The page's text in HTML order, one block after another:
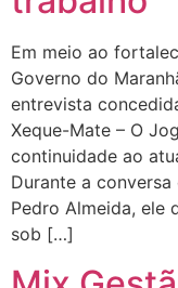
Em meio ao
Governo do
entrevista
Xeque-Mate – O
continuidade ao
Durante a
Pedro Almeida, ele
sob […]